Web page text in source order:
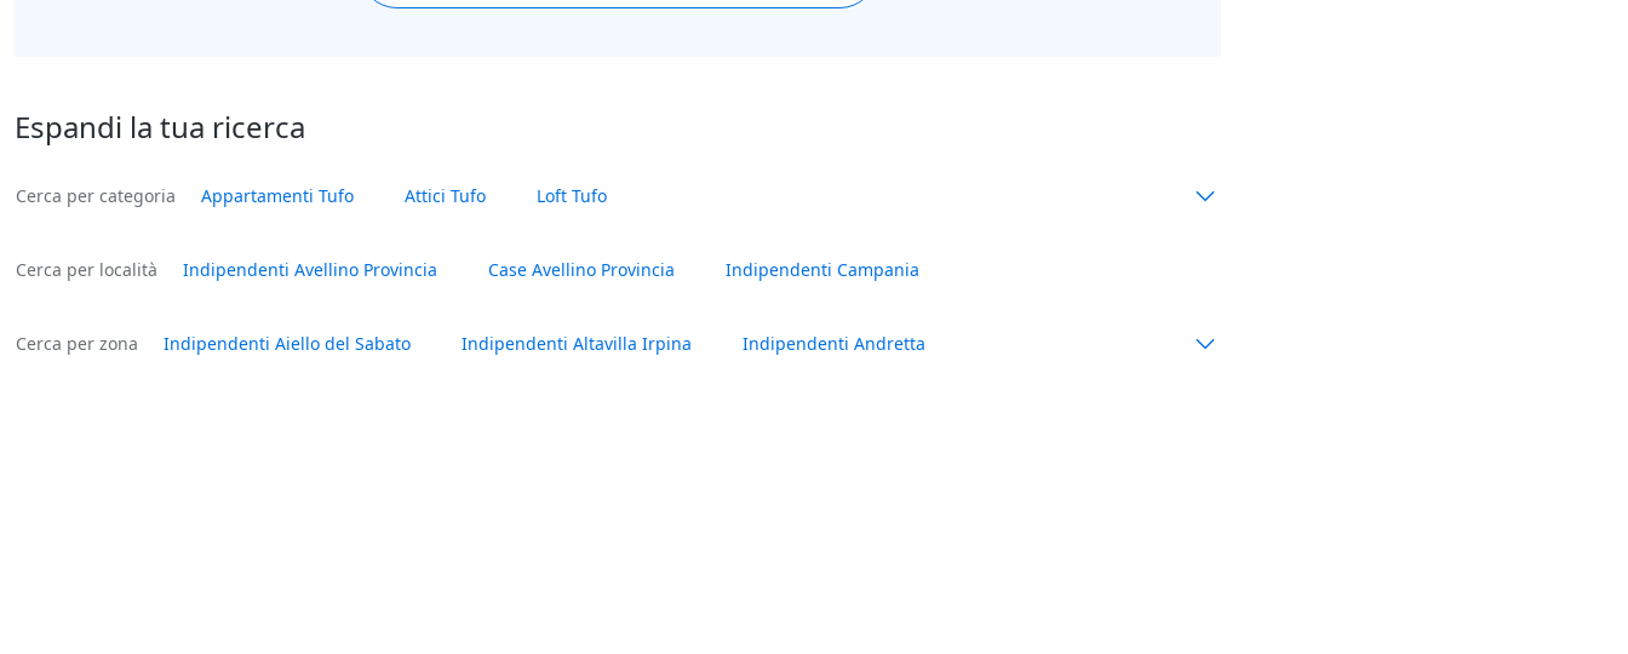
Espandi la tua ricerca
Cerca per categoria Appartamenti Tufo Attici Tufo Loft Tufo
Cerca per località Indipendenti Avellino Provincia Case Avellino Provincia Indipendenti Campania
Cerca per zona Indipendenti Aiello del Sabato Indipendenti Altavilla Irpina Indipendenti Andretta